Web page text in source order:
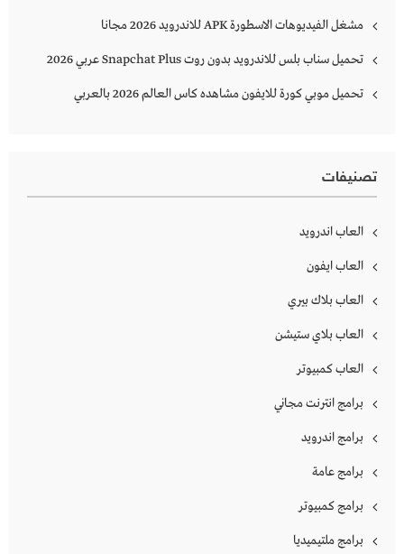
مشغل الفيديوهات الاسطورة APK للاندرويد 2026 مجانا
تحميل سناب بلس للاندرويد بدون روت Snapchat Plus‏ عربي 2026
تحميل موبي كورة للايفون مشاهده كاس العالم 2026 بالعربي
تصنيفات
العاب اندرويد
العاب ايفون
العاب بلاك بيري
العاب بلاي ستيشن
العاب كمبيوتر
برامج انترنت مجاني
برامج اندرويد
برامج عامة
برامج كمبيوتر
برامج ملتيميديا